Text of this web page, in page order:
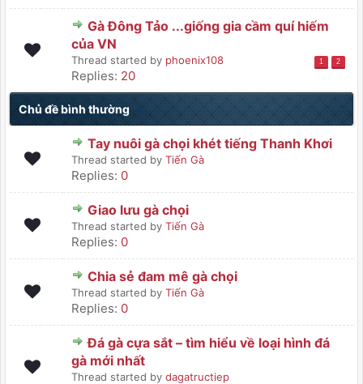
Gà Đông Tảo ...giống gia cầm quí hiếm
của VN
Thread started by phoenix108 1 2
Replies: 20
Chủ đề bình thường
Tay nuôi gà chọi khét tiếng Thanh Khơi
Thread started by Tiến Gà
Replies: 0
Giao lưu gà chọi
Thread started by Tiến Gà
Replies: 0
Chia sẻ đam mê gà chọi
Thread started by Tiến Gà
Replies: 0
Đá gà cựa sắt – tìm hiểu về loại hình đá
gà mới nhất
Thread started by dagatructiep